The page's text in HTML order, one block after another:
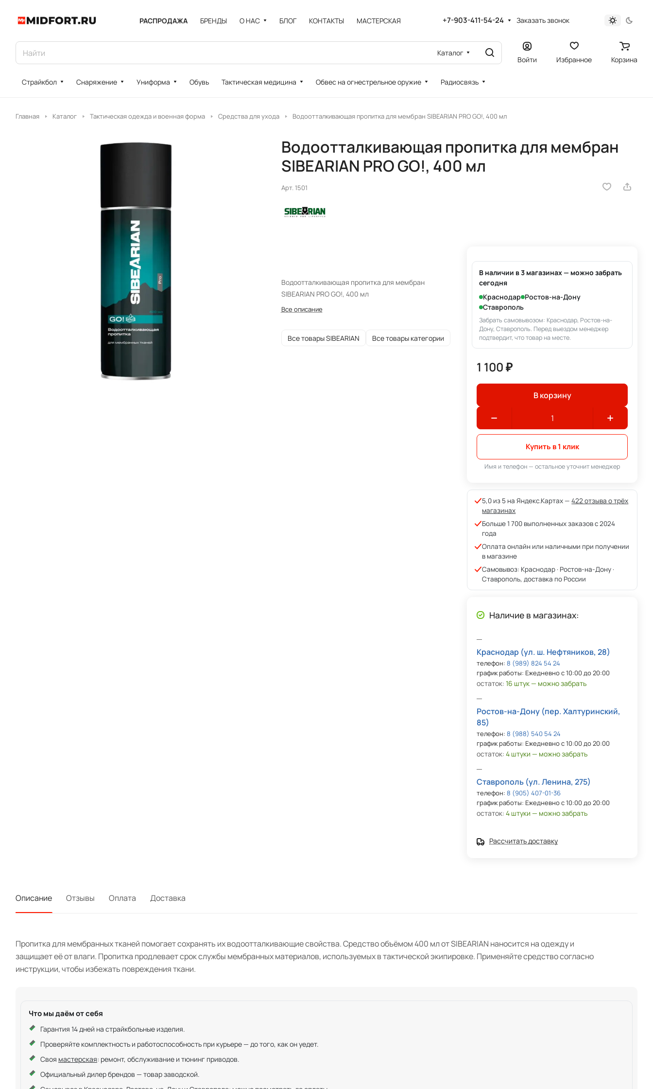
РАСПРОДАЖА БРЕНДЫ О НАС БЛОГ КОНТАКТЫ МАСТЕРСКАЯ +7-903-411-54-24 Заказать звонок
Каталог
Войти Избранное Корзина
Страйкбол Снаряжение Униформа Обувь Тактическая медицина Обвес на огнестрельное оружие Радиосвязь
Главная Каталог Тактическая одежда и военная форма Средства для ухода Водоотталкивающая пропитка для мембран SIBEARIAN PRO GO!, 400 мл
Водоотталкивающая пропитка для мембран
SIBEARIAN PRO GO!, 400 мл
Арт. 1501
Водоотталкивающая пропитка для мембран
SIBEARIAN PRO GO!, 400 мл
Все описание
Все товары SIBEARIAN Все товары категории
В наличии в 3 магазинах — можно забрать
сегодня
Краснодар Ростов-на-Дону
Ставрополь
Забрать самовывозом: Краснодар, Ростов-на-
Дону, Ставрополь. Перед выездом менеджер
подтвердит, что товар на месте.
1 100 ₽
В корзину
Купить в 1 клик
Имя и телефон — остальное уточнит менеджер
5,0 из 5 на Яндекс.Картах —422 отзыва о трёх
магазинах
Больше 1 700 выполненных заказов с 2024
года
Оплата онлайн или наличными при получении
в магазине
Самовывоз: Краснодар · Ростов-на-Дону ·
Ставрополь, доставка по России
Наличие в магазинах:
Краснодар (ул. ш. Нефтяников, 28)
телефон:8 (989) 824 54 24
график работы: Ежедневно с 10:00 до 20:00
остаток:16 штук — можно забрать
Ростов-на-Дону (пер. Халтуринский,
85)
телефон:8 (988) 540 54 24
график работы: Ежедневно с 10:00 до 20:00
остаток:4 штуки — можно забрать
Ставрополь (ул. Ленина, 275)
телефон:8 (905) 407-01-36
график работы: Ежедневно с 10:00 до 20:00
остаток:4 штуки — можно забрать
Рассчитать доставку
Описание Отзывы Оплата Доставка
Пропитка для мембранных тканей помогает сохранять их водоотталкивающие свойства. Средство объёмом 400 мл от SIBEARIAN наносится на одежду и
защищает её от влаги. Пропитка продлевает срок службы мембранных материалов, используемых в тактической экипировке. Применяйте средство согласно
инструкции, чтобы избежать повреждения ткани.
Что мы даём от себя
Гарантия 14 дней на страйкбольные изделия.
Проверяйте комплектность и работоспособность при курьере — до того, как он уедет.
Своя мастерская: ремонт, обслуживание и тюнинг приводов.
Официальный дилер брендов — товар заводской.